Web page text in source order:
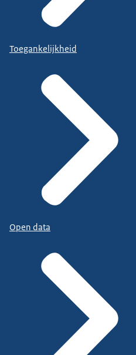
Toegankelijkheid
Open data